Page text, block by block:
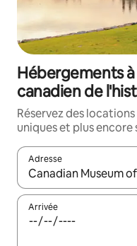
Hébergements
canadien de
Réservez des
uniques et plus encore
Adresse
Lorsque les résultats
Arrivée